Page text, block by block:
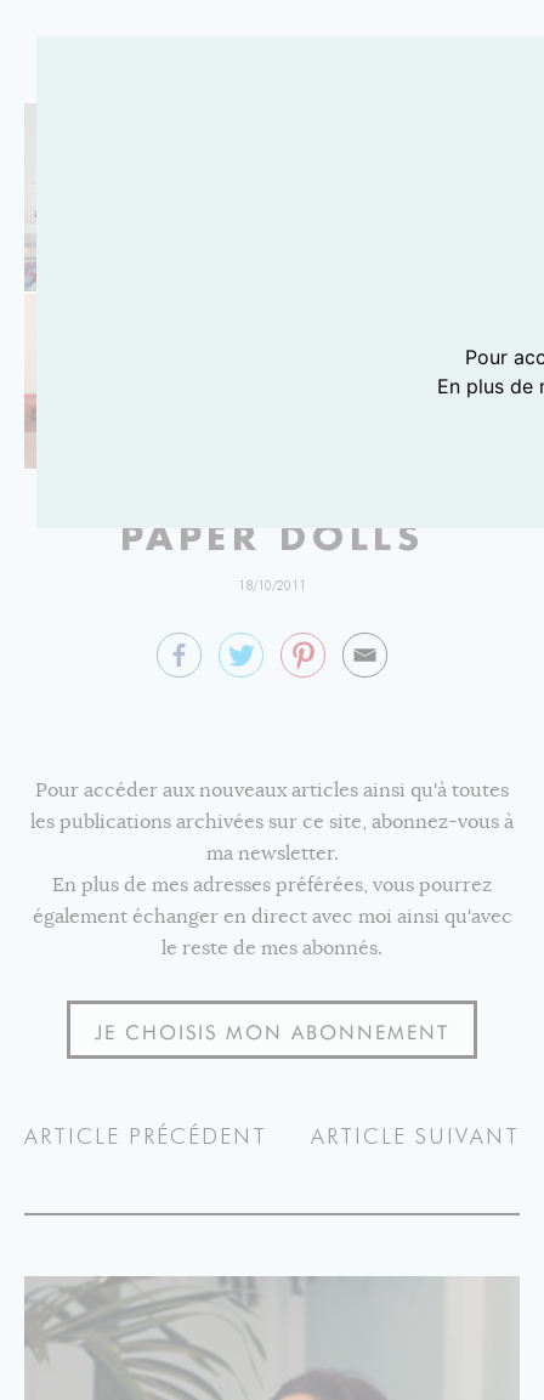
PAPER DOLLS
18/10/2011
Pour accéder aux nouveaux articles ainsi qu'à toutes
les publications archivées sur ce site, abonnez-vous à
ma newsletter.
En plus de mes adresses préférées, vous pourrez
également échanger en direct avec moi ainsi qu'avec
le reste de mes abonnés.
JE CHOISIS MON ABONNEMENT
Pour
En plus de
ARTICLE PRÉCÉDENT ARTICLE SUIVANT